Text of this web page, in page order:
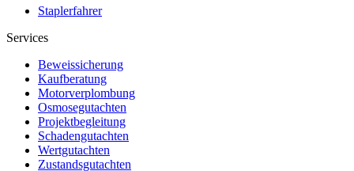
Staplerfahrer
Services
Beweissicherung
Kaufberatung
Motorverplombung
Osmosegutachten
Projektbegleitung
Schadengutachten
Wertgutachten
Zustandsgutachten